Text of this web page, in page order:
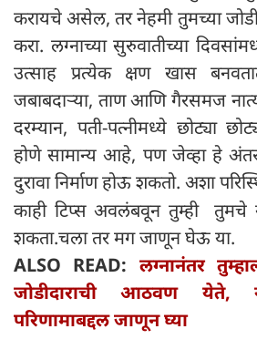
करायचे असेल, तर नेहमी तुमच्या
करा. लग्नाच्या सुरुवातीच्या
उत्साह प्रत्येक क्षण खास
जबाबदाऱ्या, ताण आणि गैरसमज
दरम्यान, पती-पत्नीमध्ये छोट्या
होणे सामान्य आहे, पण जेव्हा हे अंतर
दुरावा निर्माण होऊ शकतो. अशा
काही टिप्स अवलंबवून तुम्ही
शकता.चला तर मग जाणून घेऊ या.
ALSO READ: लग्नानंतर
जोडीदाराची आठवण येते,
परिणामाबद्दल जाणून घ्या